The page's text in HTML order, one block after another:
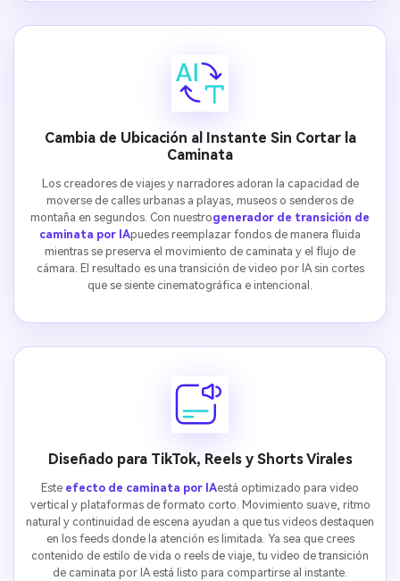
Cambia de Ubicación al Instante Sin Cortar la
Caminata
Los creadores de viajes y narradores adoran la capacidad de
moverse de calles urbanas a playas, museos o senderos de
montaña en segundos. Con nuestrogenerador de transición de
caminata por IApuedes reemplazar fondos de manera fluida
mientras se preserva el movimiento de caminata y el flujo de
cámara. El resultado es una transición de video por IA sin cortes
que se siente cinematográfica e intencional.
Diseñado para TikTok, Reels y Shorts Virales
Este efecto de caminata por IAestá optimizado para video
vertical y plataformas de formato corto. Movimiento suave, ritmo
natural y continuidad de escena ayudan a que tus videos destaquen
en los feeds donde la atención es limitada. Ya sea que crees
contenido de estilo de vida o reels de viaje, tu video de transición
de caminata por IA está listo para compartirse al instante.